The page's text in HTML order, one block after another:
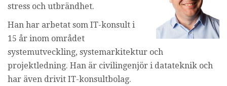
v
i
g
n
stress och utbrändhet.
Han har arbetat som IT-konsult i
15 år inom området
systemutveckling, systemarkitektur och
projektledning. Han är civilingenjör i datateknik och
har även drivit IT-konsultbolag.